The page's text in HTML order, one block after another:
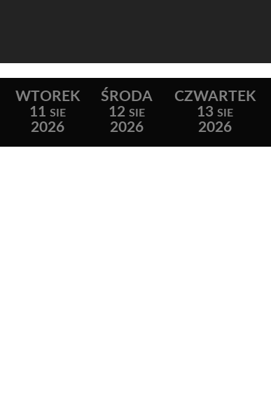
WTOREK
11 SIE
2026
ŚRODA
12 SIE
2026
CZWARTEK
13 SIE
2026